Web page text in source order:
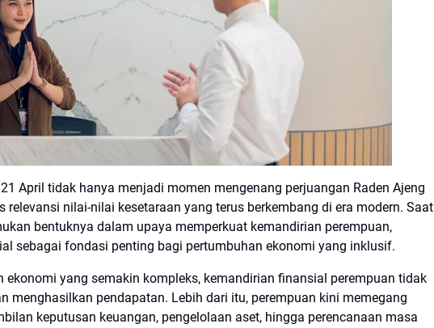
April tidak hanya menjadi momen mengenang perjuangan Raden Ajeng
relevansi nilai-nilai kesetaraan yang terus berkembang di era modern. Saat
bentuknya dalam upaya memperkuat kemandirian perempuan,
sebagai fondasi penting bagi pertumbuhan ekonomi yang inklusif.
ekonomi yang semakin kompleks, kemandirian finansial perempuan tidak
menghasilkan pendapatan. Lebih dari itu, perempuan kini memegang
keputusan keuangan, pengelolaan aset, hingga perencanaan masa